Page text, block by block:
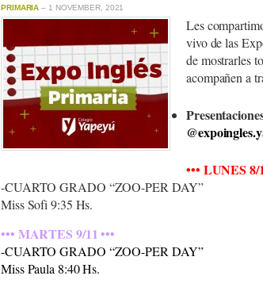
PRIMARIA – 1 NOVEMBER, 2021
Les
vivo de las
de mostrarles
acompañen a
••• LUNES 8/
-CUARTO GRADO “ZOO-PER DAY”
Miss Sofi 9:35 Hs.
••• MARTES 9/11 •••
-CUARTO GRADO “ZOO-PER DAY”
Miss Paula 8:40 Hs.